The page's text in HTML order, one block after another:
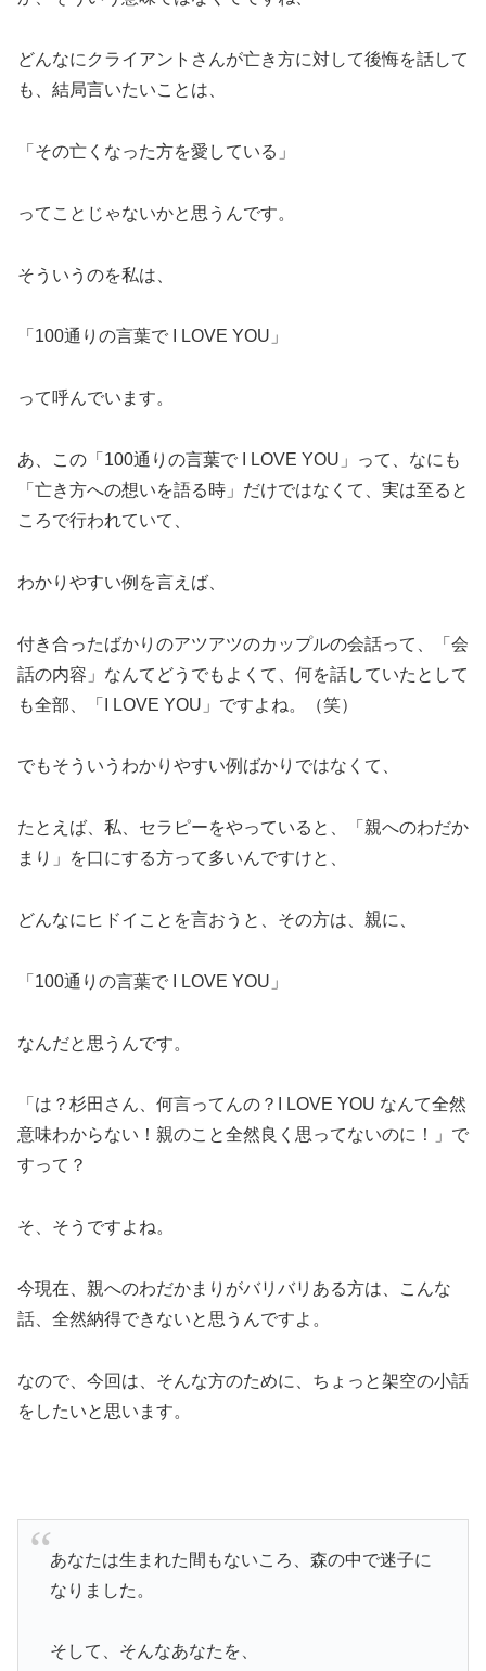
どんなにクライアントさんが亡き方に対して後悔を話して
も、結局言いたいことは、
「その亡くなった方を愛している」
ってことじゃないかと思うんです。
そういうのを私は、
「100通りの言葉で I LOVE YOU」
って呼んでいます。
あ、この「100通りの言葉で I LOVE YOU」って、なにも
「亡き方への想いを語る時」だけではなくて、実は至ると
ころで行われていて、
わかりやすい例を言えば、
付き合ったばかりのアツアツのカップルの会話って、「会
話の内容」なんてどうでもよくて、何を話していたとして
も全部、「I LOVE YOU」ですよね。（笑）
でもそういうわかりやすい例ばかりではなくて、
たとえば、私、セラピーをやっていると、「親へのわだか
まり」を口にする方って多いんですけと、
どんなにヒドイことを言おうと、その方は、親に、
「100通りの言葉で I LOVE YOU」
なんだと思うんです。
「は？杉田さん、何言ってんの？I LOVE YOU なんて全然
意味わからない！親のこと全然良く思ってないのに！」で
すって？
そ、そうですよね。
今現在、親へのわだかまりがバリバリある方は、こんな
話、全然納得できないと思うんですよ。
なので、今回は、そんな方のために、ちょっと架空の小話
をしたいと思います。
あなたは生まれた間もないころ、森の中で迷子に
なりました。
そして、そんなあなたを、